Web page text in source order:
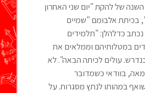
של להקת "יום שני האחרון
בכיתת אלבומם "שמיים
נכתב כדלהלן: "תלמידים
במטלותיהם וממלאים את
עולים לכיתה הבאה". לא
בוודאי כשמדובר
במהותו לנתץ מסגרות. על